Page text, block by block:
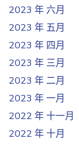
2023 年 六月
2023 年 五月
2023 年 四月
2023 年 三月
2023 年 二月
2023 年 一月
2022 年 十一月
2022 年 十月